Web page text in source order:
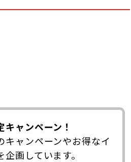
ャンペーン！
キャンペーンやお得なイ
画しています。